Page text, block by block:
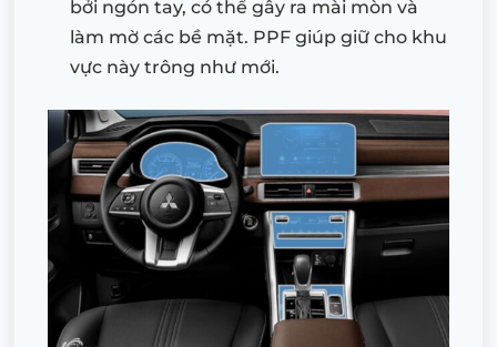
bởi ngón tay, có thể gây ra mài mòn và
làm mờ các bề mặt. PPF giúp giữ cho khu
vực này trông như mới.